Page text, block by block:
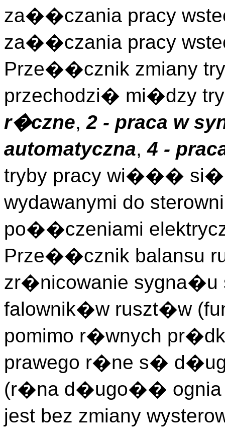
za��czania pracy
za��czania pracy
Prze��cznik zmiany
przechodzi� mi�dzy
r�czne,2 - praca w
automatyczna,4 -
tryby pracy wi��� si�
wydawanymi do
po��czeniami
Prze��cznik balansu
zr�nicowanie sygna�u
falownik�w ruszt�w
pomimo r�wnych
prawego r�ne s�
(r�na d�ugo�� ognia
jest bez zmiany